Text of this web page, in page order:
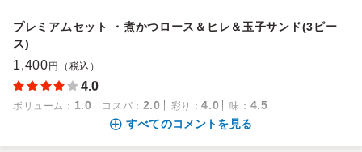
プレミアムセット ・煮かつロース＆ヒレ＆玉子サンド(3ピー
ス)
1,400 円（税込）
4.0
ボリューム ： 1.0 コスパ ： 2.0 彩り ：4.0 味 ： 4.5
すべてのコメントを見る